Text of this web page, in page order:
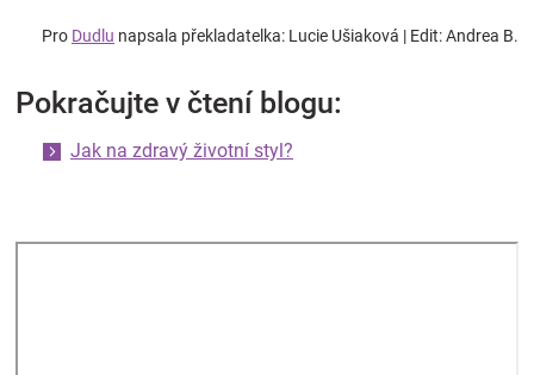
Pro Dudlu napsala překladatelka: Lucie Ušiaková | Edit: Andrea B.
Pokračujte v čtení blogu:
Jak na zdravý životní styl?